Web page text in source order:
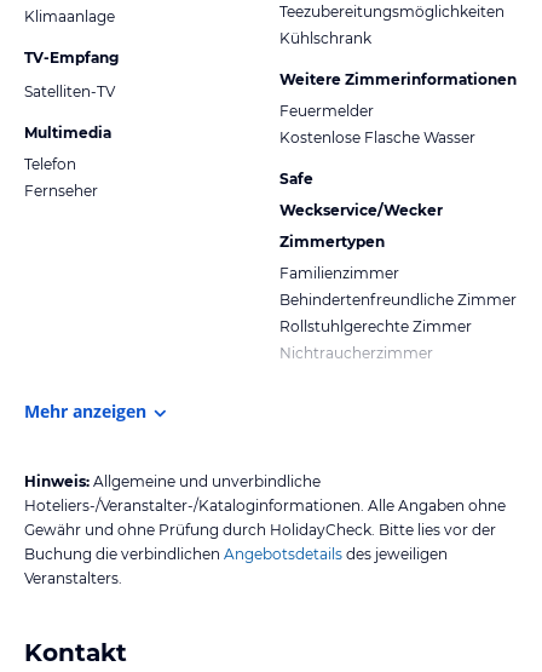
Klimaanlage
TV-Empfang
Satelliten-TV
Multimedia
Telefon
Fernseher
Teezubereitungsmöglichkeiten
Kühlschrank
Weitere Zimmerinformationen
Feuermelder
Kostenlose Flasche Wasser
Safe
Weckservice/Wecker
Zimmertypen
Familienzimmer
Behindertenfreundliche Zimmer
Rollstuhlgerechte Zimmer
Nichtraucherzimmer
Mehr anzeigen
Hinweis: Allgemeine und unverbindliche
Hoteliers-/Veranstalter-/Kataloginformationen. Alle Angaben ohne
Gewähr und ohne Prüfung durch HolidayCheck. Bitte lies vor der
Buchung die verbindlichen Angebotsdetails des jeweiligen
Veranstalters.
Kontakt